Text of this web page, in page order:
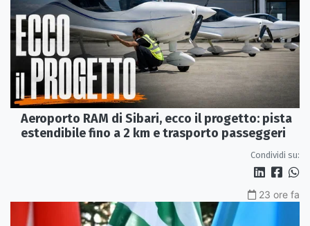
Aeroporto RAM di Sibari, ecco il progetto: pista
estendibile fino a 2 km e trasporto passeggeri
Condividi su:
23 ore fa